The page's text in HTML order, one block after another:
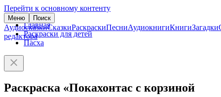
Перейти к основному контенту
Меню Поиск
АудиосказкиСказкиРаскраскиПесниАудиокнигиКнигиЗагадки
редактора
Главная
Раскраски для детей
Пасха
Раскраска «Покахонтас с корзиной